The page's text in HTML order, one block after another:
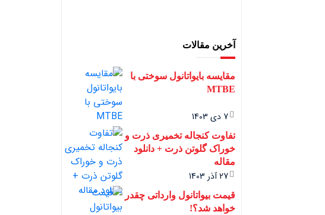
آخرین مقالات
مقایسه بایواتانول سوختی با
MTBE
7 دی 1403
تفاوت کنجاله تخمیری ذرت و
خوراک گلوتن ذرت + دانلود
مقاله
27 آذر 1403
قیمت بیواتانول وارداتی چقدر
خواهد شد؟!